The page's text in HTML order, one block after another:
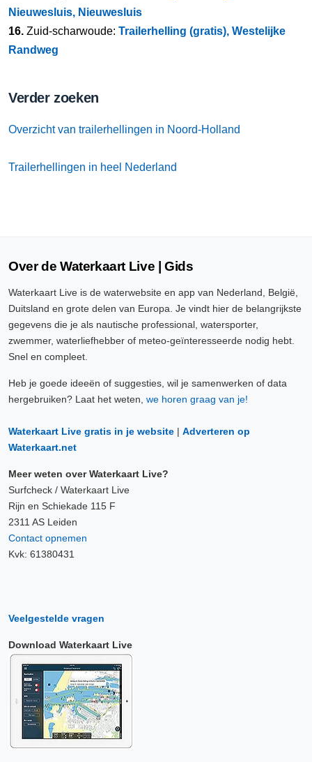
Nieuwesluis, Nieuwesluis
16. Zuid-scharwoude: Trailerhelling (gratis), Westelijke
Randweg
Verder zoeken
Overzicht van trailerhellingen in Noord-Holland
Trailerhellingen in heel Nederland
Over de Waterkaart Live | Gids
Waterkaart Live is de waterwebsite en app van Nederland, België,
Duitsland en grote delen van Europa. Je vindt hier de belangrijkste
gegevens die je als nautische professional, watersporter,
zwemmer, waterliefhebber of meteo-geïnteresseerde nodig hebt.
Snel en compleet.
Heb je goede ideeën of suggesties, wil je samenwerken of data
hergebruiken? Laat het weten, we horen graag van je!
Waterkaart Live gratis in je website | Adverteren op
Waterkaart.net
Meer weten over Waterkaart Live?
Surfcheck / Waterkaart Live
Rijn en Schiekade 115 F
2311 AS Leiden
Contact opnemen
Kvk: 61380431
Veelgestelde vragen
Download Waterkaart Live